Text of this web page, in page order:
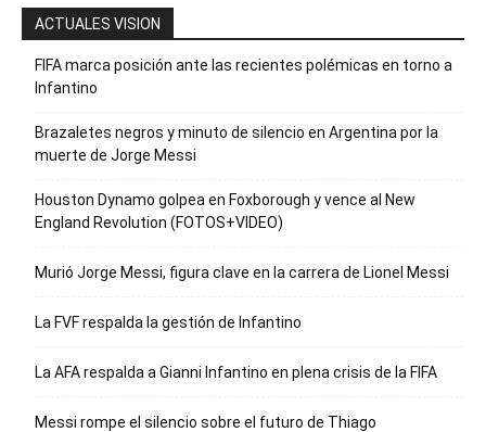
ACTUALES VISION
FIFA marca posición ante las recientes polémicas en torno a
Infantino
Brazaletes negros y minuto de silencio en Argentina por la
muerte de Jorge Messi
Houston Dynamo golpea en Foxborough y vence al New
England Revolution (FOTOS+VIDEO)
Murió Jorge Messi, figura clave en la carrera de Lionel Messi
La FVF respalda la gestión de Infantino
La AFA respalda a Gianni Infantino en plena crisis de la FIFA
Messi rompe el silencio sobre el futuro de Thiago